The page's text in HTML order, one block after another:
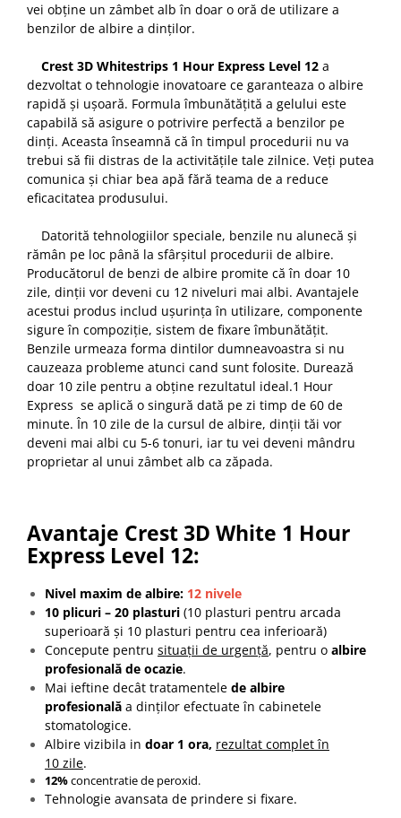
vei obține un zâmbet alb în doar o oră de utilizare a
benzilor de albire a dinților.
Crest 3D Whitestrips 1 Hour Express Level 12 a
dezvoltat o tehnologie inovatoare ce garanteaza o albire
rapidă și ușoară. Formula îmbunătățită a gelului este
capabilă să asigure o potrivire perfectă a benzilor pe
dinți. Aceasta înseamnă că în timpul procedurii nu va
trebui să fii distras de la activitățile tale zilnice. Veți putea
comunica și chiar bea apă fără teama de a reduce
eficacitatea produsului.
Datorită tehnologiilor speciale, benzile nu alunecă și
rămân pe loc până la sfârșitul procedurii de albire.
Producătorul de benzi de albire promite că în doar 10
zile, dinții vor deveni cu 12 niveluri mai albi. Avantajele
acestui produs includ ușurința în utilizare, componente
sigure în compoziție, sistem de fixare îmbunătățit.
Benzile urmeaza forma dintilor dumneavoastra si nu
cauzeaza probleme atunci cand sunt folosite. Durează
doar 10 zile pentru a obține rezultatul ideal.1 Hour
Express se aplică o singură dată pe zi timp de 60 de
minute. În 10 zile de la cursul de albire, dinții tăi vor
deveni mai albi cu 5-6 tonuri, iar tu vei deveni mândru
proprietar al unui zâmbet alb ca zăpada.
Avantaje Crest 3D White 1 Hour
Express Level 12:
Nivel maxim de albire: 12 nivele
10 plicuri – 20 plasturi (10 plasturi pentru arcada
superioară și 10 plasturi pentru cea inferioară)
Concepute pentru situații de urgență, pentru o albire
profesională de ocazie.
Mai ieftine decât tratamentele de albire
profesională a dinților efectuate în cabinetele
stomatologice.
Albire vizibila in doar 1 ora, rezultat complet în
10 zile.
12%concentratie de peroxid.
Tehnologie avansata de prindere si fixare.